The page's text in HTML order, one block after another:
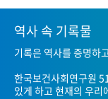
연구 역사
정책과 연구 키워
역사 속 기록물
기록은 역사를 증명하
한국보건사회연구원
있게 하고 현재의 우리